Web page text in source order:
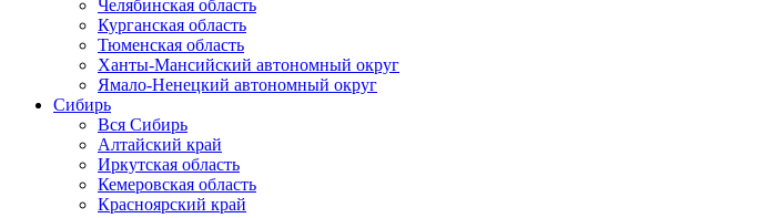
Челябинская область
Курганская область
Тюменская область
Ханты-Мансийский автономный округ
Ямало-Ненецкий автономный округ
Сибирь
Вся Сибирь
Алтайский край
Иркутская область
Кемеровская область
Красноярский край